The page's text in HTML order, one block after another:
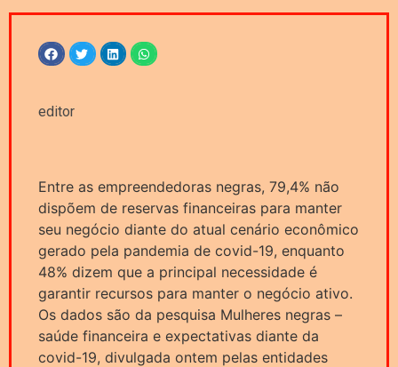
editor
Entre as empreendedoras negras, 79,4% não
dispõem de reservas financeiras para manter
seu negócio diante do atual cenário econômico
gerado pela pandemia de covid-19, enquanto
48% dizem que a principal necessidade é
garantir recursos para manter o negócio ativo.
Os dados são da pesquisa Mulheres negras –
saúde financeira e expectativas diante da
covid-19, divulgada ontem pelas entidades